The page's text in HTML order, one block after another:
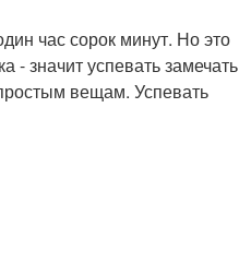
час сорок минут. Но это
- значит успевать замечать
вещам. Успевать